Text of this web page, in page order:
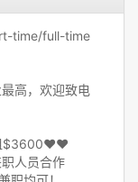
time/full-time
高，欢迎致电
$3600❤❤
人员合作